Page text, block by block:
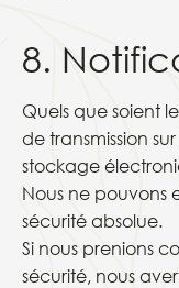
8.
Quels que soient
de transmission
stockage
Nous ne pouvons
sécurité absolue.
Si nous prenions
sécurité, nous